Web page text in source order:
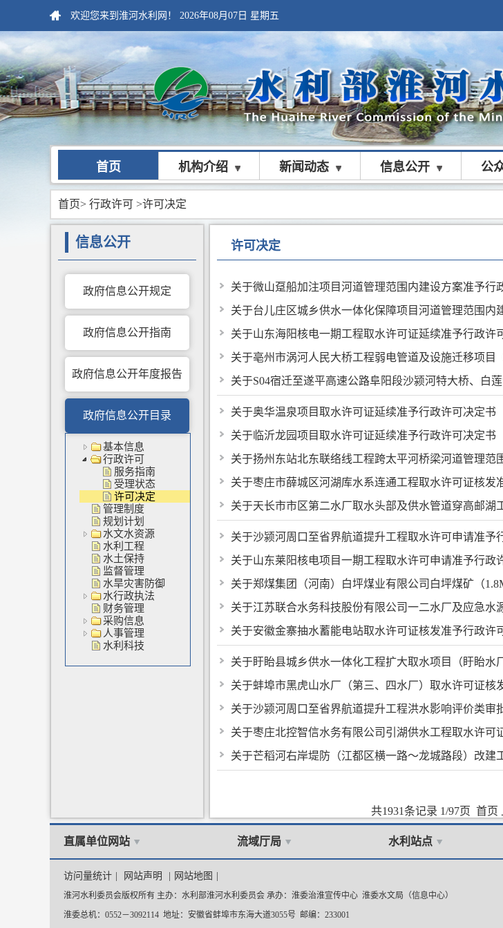
欢迎您来到淮河水利网！ 2026年08月07日 星期五
首页 机构介绍 新闻动态 信息公开 公
首页> 行政许可 >许可决定
信息公开
政府信息公开规定
政府信息公开指南
政府信息公开年度报告
政府信息公开目录
基本信息
行政许可
服务指南
受理状态
许可决定
管理制度
规划计划
水文水资源
水利工程
水土保持
监督管理
水旱灾害防御
水行政执法
财务管理
采购信息
人事管理
水利科技
许可决定
关于微山趸船加注项目河道管理范围内建设方案准予行
关于台儿庄区城乡供水一体化保障项目河道管理范围内
关于山东海阳核电一期工程取水许可证延续准予行政许
关于亳州市涡河人民大桥工程弱电管道及设施迁移项
关于S04宿迁至遂平高速公路阜阳段沙颍河特大桥、白
关于奥华温泉项目取水许可证延续准予行政许可决定书
关于临沂龙园项目取水许可证延续准予行政许可决定书
关于扬州东站北东联络线工程跨太平河桥梁河道管理范
关于枣庄市薛城区河湖库水系连通工程取水许可证核发
关于天长市市区第二水厂取水头部及供水管道穿高邮
关于沙颍河周口至省界航道提升工程取水许可申请准予
关于山东莱阳核电项目一期工程取水许可申请准予行政
关于郑煤集团（河南）白坪煤业有限公司白坪煤矿（
关于江苏联合水务科技股份有限公司一二水厂及应急水
关于安徽金寨抽水蓄能电站取水许可证核发准予行政许
关于盱眙县城乡供水一体化工程扩大取水项目（盱眙水
关于蚌埠市黑虎山水厂（第三、四水厂）取水许可证核
关于沙颍河周口至省界航道提升工程洪水影响评价类审
关于枣庄北控智信水务有限公司引湖供水工程取水许可
关于芒稻河右岸堤防（江都区横一路～龙城路段）改建
共1931条记录 1/97页 首页
直属单位网站 流域厅局 水利站点
访问量统计 网站声明 网站地图
淮河水利委员会版权所有 主办：水利部淮河水利委员会 承办：淮委治淮宣传中心 淮委水文局（信息中心）
淮委总机：0552－3092114 地址：安徽省蚌埠市东海大道3055号 邮编：233001